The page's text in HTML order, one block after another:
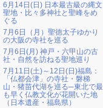
6月14日(日) 日本最古級の縄文
聖地・比々多神社と聖峰をめ
ぐる
7月6日（月）聖徳太子ゆかり
の大阪の寺社を巡る
7月6日(月) 神戸・六甲山の古
社・自然を訪ねる聖地巡り
7月11日(土)～12日(日)福島：
「仏都会津」の寺社・磐梯
山・猪苗代湖を巡る─東北で最
も早く仏教文化が花開いた地
（日本遺産・福島県）